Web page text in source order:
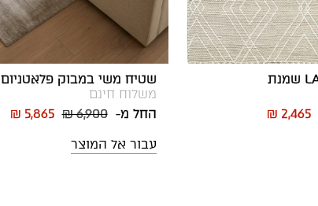
₪ 2,465
שטיח משי במבוק פלאטניום 01
משלוח חינם
החל מ-₪ 6,900
₪ 5,865
עבור אל המוצר